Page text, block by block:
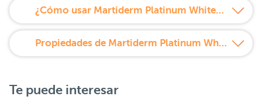
¿Cómo usar Martiderm Platinum Whitening Mask Promoción Duplo 2x1?
Propiedades de Martiderm Platinum Whitening Mask Promoción Duplo 2x1
Te puede interesar